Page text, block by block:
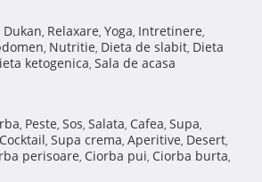
Dukan, Relaxare, Yoga, Intretinere,
, Nutritie, Dieta de slabit, Dieta
ketogenica, Sala de acasa
, Peste, Sos, Salata, Cafea, Supa,
Cocktail, Supa crema, Aperitive, Desert,
perisoare, Ciorba pui, Ciorba burta,